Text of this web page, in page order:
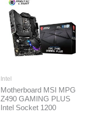
Intel
Motherboard MSI MPG
Z490 GAMING PLUS
Intel Socket 1200